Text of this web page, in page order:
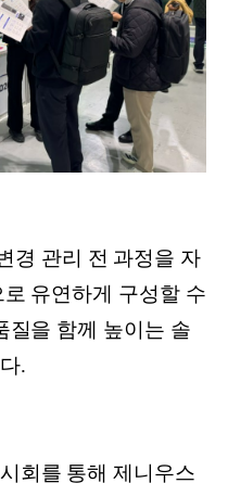
경 관리 전 과정을 자
유연하게 구성할 수
질을 함께 높이는 솔
.
회를 통해 제니우스